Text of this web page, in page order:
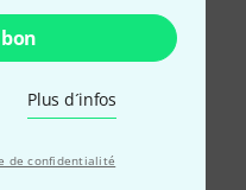
Plus d´infos
de confidentialité
et avec les infos
on achète les bons
mais c'est trop large.